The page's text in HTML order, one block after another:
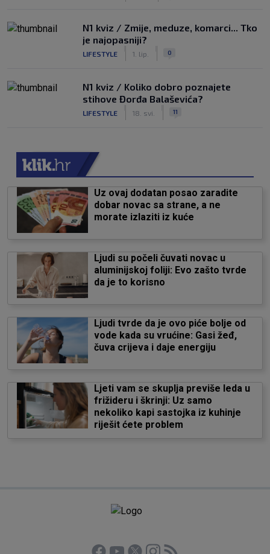
N1 kviz / Zmije, meduze, komarci... Tko
je najopasniji?
LIFESTYLE 1. lip. 0
N1 kviz / Koliko dobro poznajete
stihove Đorđa Balaševića?
LIFESTYLE 18. svi. 11
Uz ovaj dodatan posao zaradite
dobar novac sa strane, a ne
morate izlaziti iz kuće
Ljudi su počeli čuvati novac u
aluminijskoj foliji: Evo zašto tvrde
da je to korisno
Ljudi tvrde da je ovo piće bolje od
vode kada su vrućine: Gasi žeđ,
čuva crijeva i daje energiju
Ljeti vam se skuplja previše leda u
frižideru i škrinji: Uz samo
nekoliko kapi sastojka iz kuhinje
riješit ćete problem